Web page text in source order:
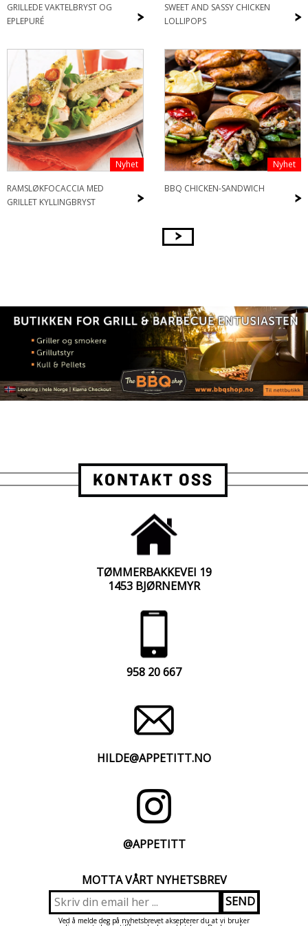
>
GRILLEDE VAKTELBRYST OG
EPLEPURÉ
>
SWEET AND SASSY CHICKEN
LOLLIPOPS
Nyhet
>
RAMSLØKFOCACCIA MED
GRILLET KYLLINGBRYST
Nyhet
>
BBQ CHICKEN-SANDWICH
>
KONTAKT OSS
TØMMERBAKKEVEI 19
1453 BJØRNEMYR
958 20 667
HILDE@APPETITT.NO
@APPETITT
MOTTA VÅRT NYHETSBREV
Ved å melde deg på nyhetsbrevet aksepterer du at vi bruker